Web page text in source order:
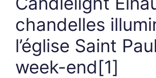
chandelles
l’église Saint
week-end[1]